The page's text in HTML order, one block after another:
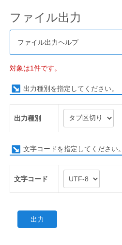
ファイル出力
ファイル出力ヘルプ
対象は1件です。
出力種別を指定してください。
出力種別
文字コードを指定してください。
文字コード